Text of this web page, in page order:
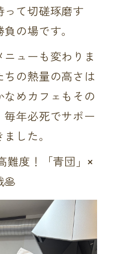
って切磋琢磨す
の場です。
ューも変わりま
の熱量の高さは
めカフェもその
年必死でサポー
した。
難度！「青団」×
🥞